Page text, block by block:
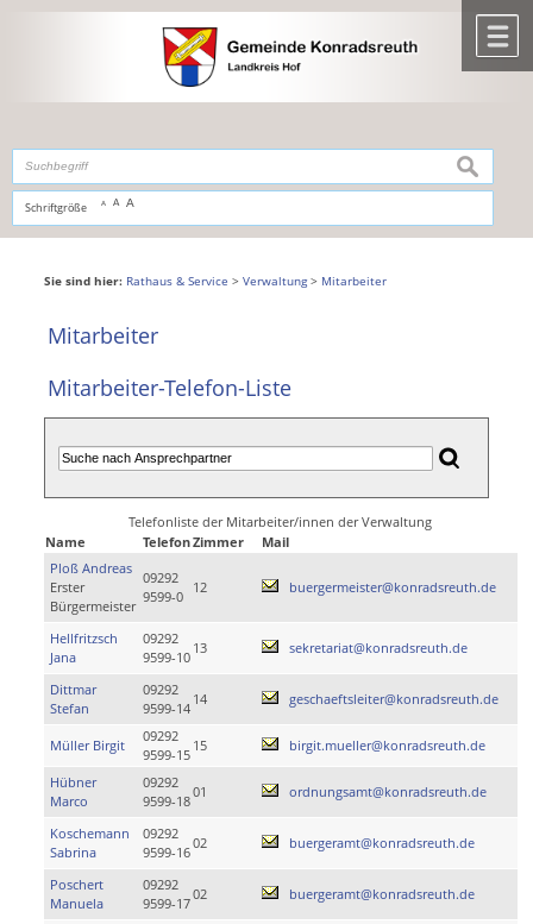
,zur Navigationoderzur Startseitespringen.
Schriftgröße A A A
suchen
Sie sind hier: Rathaus & Service > Verwaltung> Mitarbeiter
Mitarbeiter
Mitarbeiter-Telefon-Liste
Telefonliste der Mitarbeiter/innen der Verwaltung
Name
TelefonZimmer
Mail
Ploß Andreas
Erster
Bürgermeister
09292
9599-0
12 buergermeister@konradsreuth.de
Hellfritzsch
Jana
09292
9599-10
13 sekretariat@konradsreuth.de
Dittmar
Stefan
09292
9599-14
14 geschaeftsleiter@konradsreuth.de
Müller Birgit
09292
9599-15
15 birgit.mueller@konradsreuth.de
Hübner
Marco
09292
9599-18
01 ordnungsamt@konradsreuth.de
Koschemann
Sabrina
09292
9599-16
02 buergeramt@konradsreuth.de
Poschert
Manuela
09292
9599-17
02 buergeramt@konradsreuth.de